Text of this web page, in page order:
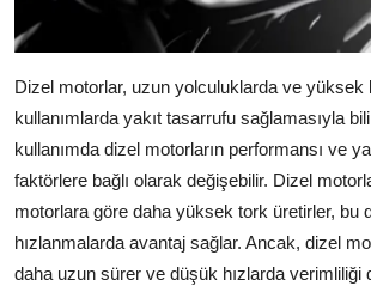
Dizel motorlar, uzun yolculuklarda ve yüksek
kullanımlarda yakıt tasarrufu sağlamasıyla
kullanımda dizel motorların performansı ve
faktörlere bağlı olarak değişebilir. Dizel
motorlara göre daha yüksek tork üretirler, bu
hızlanmalarda avantaj sağlar. Ancak, dizel
daha uzun sürer ve düşük hızlarda verimliliği